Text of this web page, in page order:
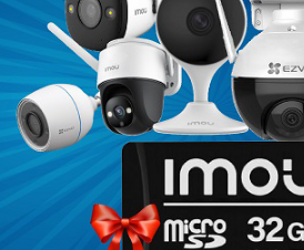
PHƯƠNG THỨC THANH TOÁN